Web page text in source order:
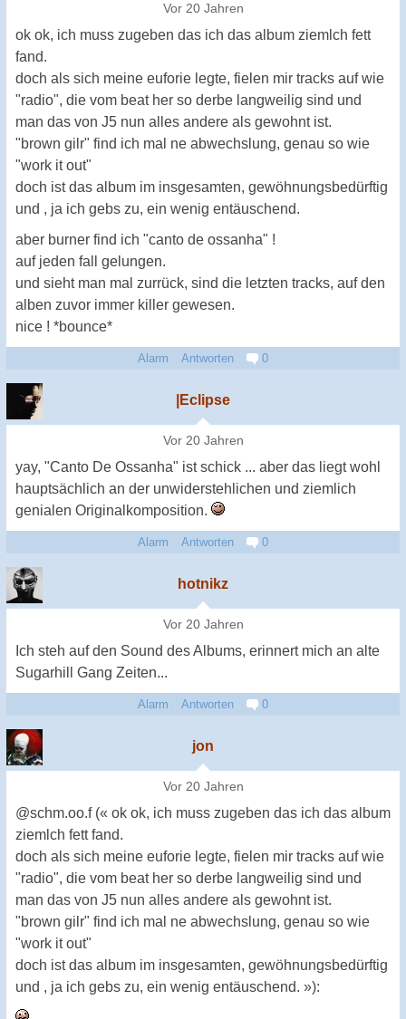
Vor 20 Jahren
ok ok, ich muss zugeben das ich das album ziemlch fett
fand.
doch als sich meine euforie legte, fielen mir tracks auf wie
"radio", die vom beat her so derbe langweilig sind und
man das von J5 nun alles andere als gewohnt ist.
"brown gilr" find ich mal ne abwechslung, genau so wie
"work it out"
doch ist das album im insgesamten, gewöhnungsbedürftig
und , ja ich gebs zu, ein wenig entäuschend.
aber burner find ich "canto de ossanha" !
auf jeden fall gelungen.
und sieht man mal zurrück, sind die letzten tracks, auf den
alben zuvor immer killer gewesen.
nice ! *bounce*
Alarm Antworten 0
|Eclipse
Vor 20 Jahren
yay, "Canto De Ossanha" ist schick ... aber das liegt wohl
hauptsächlich an der unwiderstehlichen und ziemlich
genialen Originalkomposition.
Alarm Antworten 0
hotnikz
Vor 20 Jahren
Ich steh auf den Sound des Albums, erinnert mich an alte
Sugarhill Gang Zeiten...
Alarm Antworten 0
jon
Vor 20 Jahren
@schm.oo.f (« ok ok, ich muss zugeben das ich das album
ziemlch fett fand.
doch als sich meine euforie legte, fielen mir tracks auf wie
"radio", die vom beat her so derbe langweilig sind und
man das von J5 nun alles andere als gewohnt ist.
"brown gilr" find ich mal ne abwechslung, genau so wie
"work it out"
doch ist das album im insgesamten, gewöhnungsbedürftig
und , ja ich gebs zu, ein wenig entäuschend. »):